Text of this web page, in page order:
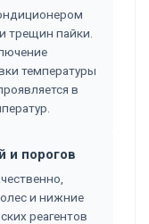
трещин пайки.
температуры
в
и порогов
и нижние
реагентов